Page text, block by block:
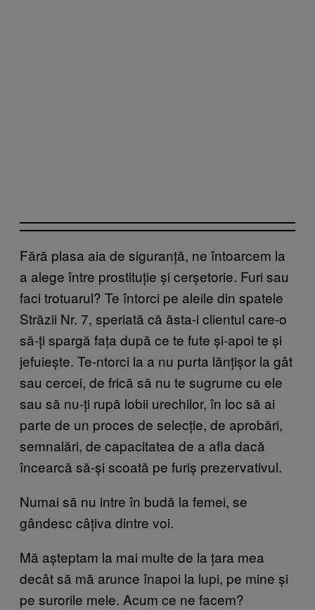
Fără plasa aia de siguranță, ne întoarcem la
a alege între prostituție și cerșetorie. Furi sau
faci trotuarul? Te întorci pe aleile din spatele
Străzii Nr. 7, speriată că ăsta-i clientul care-o
să-ți spargă fața după ce te fute și-apoi te și
jefuiește. Te-ntorci la a nu purta lănțișor la gât
sau cercei, de frică să nu te sugrume cu ele
sau să nu-ți rupă lobii urechilor, în loc să ai
parte de un proces de selecție, de aprobări,
semnalări, de capacitatea de a afla dacă
încearcă să-și scoată pe furiș prezervativul.
Numai să nu intre în budă la femei, se
gândesc câțiva dintre voi.
Mă așteptam la mai multe de la țara mea
decât să mă arunce înapoi la lupi, pe mine și
pe surorile mele. Acum ce ne facem?